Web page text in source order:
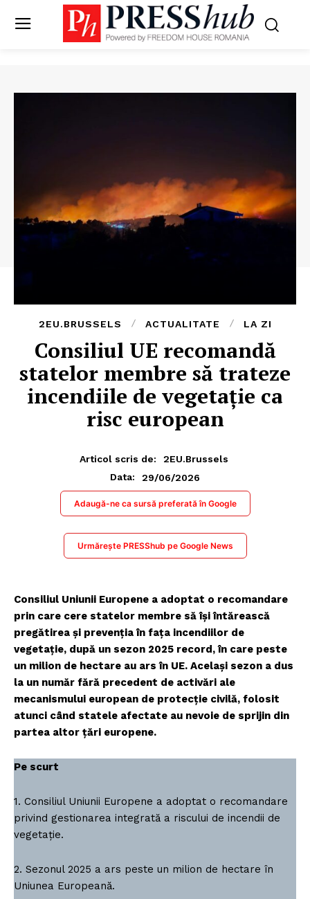
2EU.BRUSSELS ACTUALITATE LA ZI
Consiliul UE recomandă
statelor membre să trateze
incendiile de vegetație ca
risc european
Articol scris de:
2EU.Brussels
Data:
29/06/2026
Adaugă-ne ca sursă preferată în Google
Urmărește PRESShub pe Google News
Consiliul Uniunii Europene a adoptat o recomandare
prin care cere statelor membre să își întărească
pregătirea și prevenția în fața incendiilor de
vegetație, după un sezon 2025 record, în care peste
un milion de hectare au ars în UE. Același sezon a dus
la un număr fără precedent de activări ale
mecanismului european de protecție civilă, folosit
atunci când statele afectate au nevoie de sprijin din
partea altor țări europene.
Pe scurt
1. Consiliul Uniunii Europene a adoptat o recomandare
privind gestionarea integrată a riscului de incendii de
vegetație.
2. Sezonul 2025 a ars peste un milion de hectare în
Uniunea Europeană.